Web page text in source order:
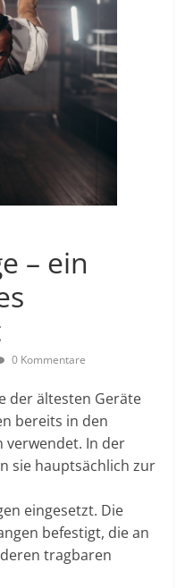
– ein
0 Kommentare
der ältesten Geräte
bereits in den
verwendet. In der
sie hauptsächlich zur
eingesetzt. Die
befestigt, die an
tragbaren